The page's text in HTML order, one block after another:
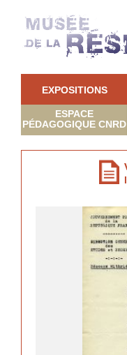
EXPOSITIONS
ESPACE
PÉDAGOGIQUE CNRD